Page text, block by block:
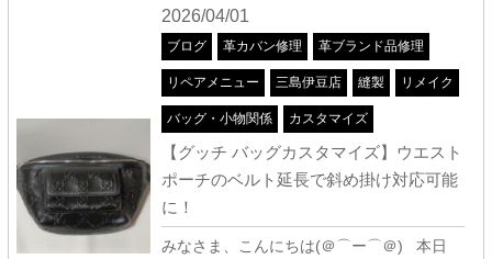
2026/04/01
ブログ 革カバン修理 革ブランド品修理
リペアメニュー 三島伊豆店 縫製 リメイク
バッグ・小物関係 カスタマイズ
【グッチ バッグカスタマイズ】ウエスト
ポーチのベルト延長で斜め掛け対応可能
に！
みなさま、こんにちは(＠⌒ー⌒＠) 本日